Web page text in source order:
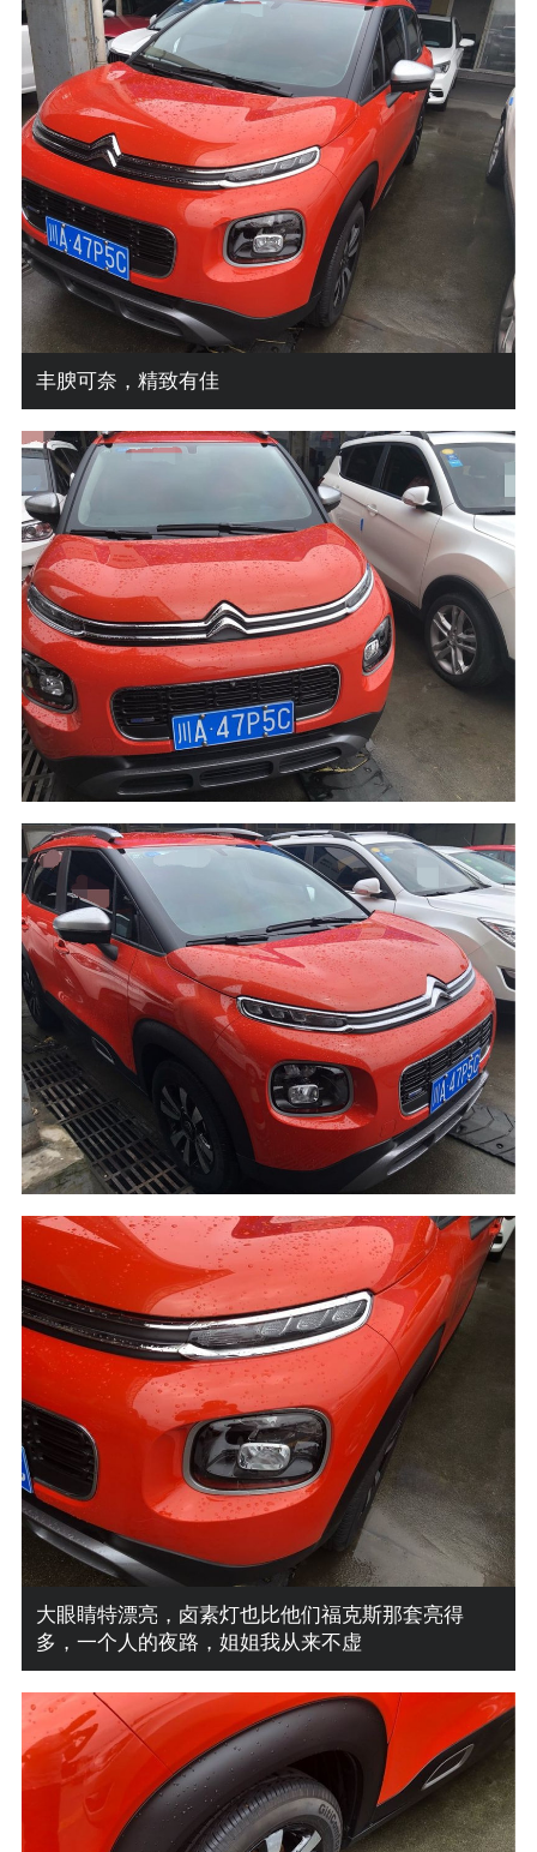
丰腴可奈，精致有佳
大眼睛特漂亮，卤素灯也比他们福克斯那套亮得
多，一个人的夜路，姐姐我从来不虚